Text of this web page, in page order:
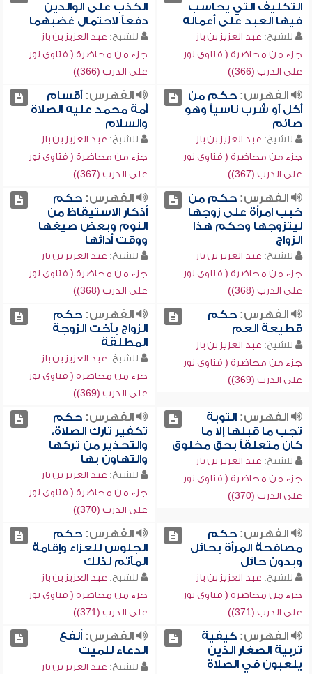
التكليف التي يحاسب
فيها العبد على أعماله
للشيخ: عبد العزيز بن باز
جزء من محاضرة ( فتاوى نور
على الدرب (366))
الكذب على الوالدين
دفعاً لاحتمال غضبهما
للشيخ: عبد العزيز بن باز
جزء من محاضرة ( فتاوى نور
على الدرب (366))
الفهرس:حكم من
أكل أو شرب ناسياً وهو
صائم
للشيخ: عبد العزيز بن باز
جزء من محاضرة ( فتاوى نور
على الدرب (367))
الفهرس:أقسام
أمة محمد عليه الصلاة
والسلام
للشيخ: عبد العزيز بن باز
جزء من محاضرة ( فتاوى نور
على الدرب (367))
الفهرس:حكم من
خبب امرأة على زوجها
ليتزوجها وحكم هذا
الزواج
للشيخ: عبد العزيز بن باز
جزء من محاضرة ( فتاوى نور
على الدرب (368))
الفهرس:حكم
أذكار الاستيقاظ من
النوم وبعض صيغها
ووقت أدائها
للشيخ: عبد العزيز بن باز
جزء من محاضرة ( فتاوى نور
على الدرب (368))
الفهرس:حكم
قطيعة العم
للشيخ: عبد العزيز بن باز
جزء من محاضرة ( فتاوى نور
على الدرب (369))
الفهرس:حكم
الزواج بأخت الزوجة
المطلقة
للشيخ: عبد العزيز بن باز
جزء من محاضرة ( فتاوى نور
على الدرب (369))
الفهرس:التوبة
تجب ما قبلها إلا ما
كان متعلقاً بحق مخلوق
للشيخ: عبد العزيز بن باز
جزء من محاضرة ( فتاوى نور
على الدرب (370))
الفهرس:حكم
تكفير تارك الصلاة،
والتحذير من تركها
والتهاون بها
للشيخ: عبد العزيز بن باز
جزء من محاضرة ( فتاوى نور
على الدرب (370))
الفهرس:حكم
مصافحة المرأة بحائل
وبدون حائل
للشيخ: عبد العزيز بن باز
جزء من محاضرة ( فتاوى نور
على الدرب (371))
الفهرس:حكم
الجلوس للعزاء وإقامة
المآتم لذلك
للشيخ: عبد العزيز بن باز
جزء من محاضرة ( فتاوى نور
على الدرب (371))
الفهرس:كيفية
تربية الصغار الذين
يلعبون في الصلاة
الفهرس:أنفع
الدعاء للميت
للشيخ: عبد العزيز بن باز